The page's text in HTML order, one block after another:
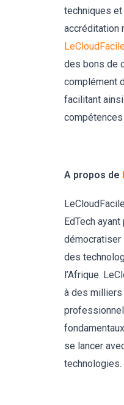
techniques et
accréditation
des bons de
complément
facilitant
A propos de
EdTech
démocratiser
des
l’Afrique.
à des
se lancer
technologies.